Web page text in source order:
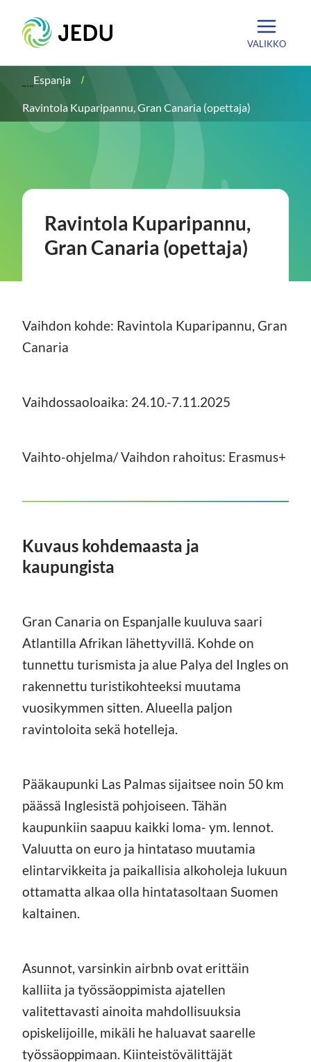
sisältöön
Etusivu
VALIKKO
Espanja
Ravintola Kuparipannu, Gran Canaria (opettaja)
Ravintola Kuparipannu,
Gran Canaria (opettaja)
Vaihdon kohde: Ravintola Kuparipannu, Gran
Canaria
Vaihdossaoloaika: 24.10.-7.11.2025
Vaihto-ohjelma/ Vaihdon rahoitus: Erasmus+
Kuvaus kohdemaasta ja
kaupungista
Gran Canaria on Espanjalle kuuluva saari
Atlantilla Afrikan lähettyvillä. Kohde on
tunnettu turismista ja alue Palya del Ingles on
rakennettu turistikohteeksi muutama
vuosikymmen sitten. Alueella paljon
ravintoloita sekä hotelleja.
Pääkaupunki Las Palmas sijaitsee noin 50 km
päässä Inglesistä pohjoiseen. Tähän
kaupunkiin saapuu kaikki loma- ym. lennot.
Valuutta on euro ja hintataso muutamia
elintarvikkeita ja paikallisia alkoholeja lukuun
ottamatta alkaa olla hintatasoltaan Suomen
kaltainen.
Asunnot, varsinkin airbnb ovat erittäin
kalliita ja työssäoppimista ajatellen
valitettavasti ainoita mahdollisuuksia
opiskelijoille, mikäli he haluavat saarelle
työssäoppimaan. Kiinteistövälittäjät